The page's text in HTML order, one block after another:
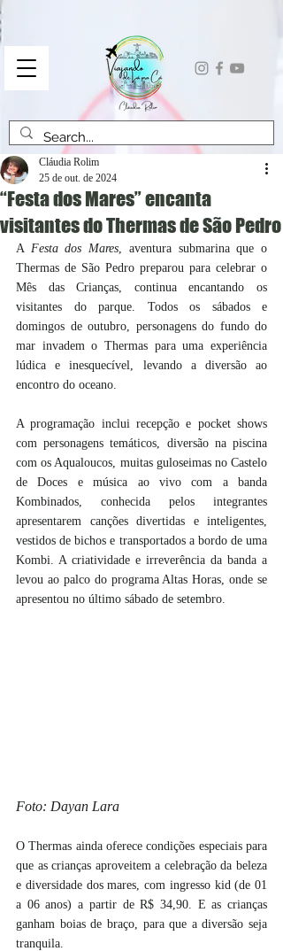
“Festa dos Mares” encanta
visitantes do Thermas de São Pedro
Cláudia Rolim
25 de out. de 2024
A Festa dos Mares, aventura submarina que o
Thermas de São Pedro preparou para celebrar o
Mês das Crianças, continua encantando os
visitantes do parque. Todos os sábados e
domingos de outubro, personagens do fundo do
mar invadem o Thermas para uma experiência
lúdica e inesquecível, levando a diversão ao
encontro do oceano.
A programação inclui recepção e pocket shows
com personagens temáticos, diversão na piscina
com os Aqualoucos, muitas guloseimas no Castelo
de Doces e música ao vivo com a banda
Kombinados, conhecida pelos integrantes
apresentarem canções divertidas e inteligentes,
vestidos de bichos e transportados a bordo de uma
Kombi. A criatividade e irreverência da banda a
levou ao palco do programa Altas Horas, onde se
apresentou no último sábado de setembro.
Foto: Dayan Lara
O Thermas ainda oferece condições especiais para
que as crianças aproveitem a celebração da beleza
e diversidade dos mares, com ingresso kid (de 01
a 06 anos) a partir de R$ 34,90. E as crianças
ganham boias de braço, para que a diversão seja
tranquila.